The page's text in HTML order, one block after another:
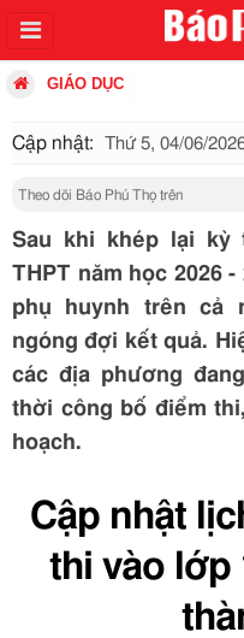
GIÁO DỤC
Cập nhật: Thứ 5, 04/06/
Theo dõi Báo Phú Thọ trên
Sau khi khép lại kỳ
THPT năm học 2026
phụ huynh trên cả
ngóng đợi kết quả.
các địa phương
thời công bố điểm
hoạch.
Cập nhật
thi vào lớp